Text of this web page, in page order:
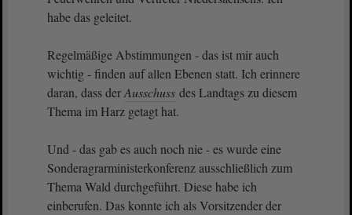
habe das geleitet.
Regelmäßige Abstimmungen - das ist mir auch
wichtig - finden auf allen Ebenen statt. Ich erinnere
daran, dass derAusschuss des Landtags zu diesem
Thema im Harz getagt hat.
Und - das gab es auch noch nie - es wurde eine
Sonderagrarministerkonferenz ausschließlich zum
Thema Wald durchgeführt. Diese habe ich
einberufen. Das konnte ich als Vorsitzender der